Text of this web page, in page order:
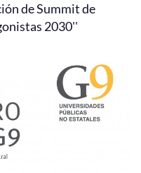
de Summit de
2030''